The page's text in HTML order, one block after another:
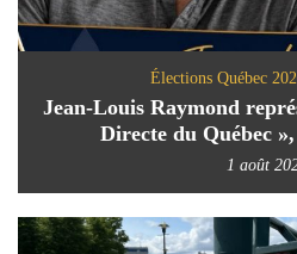
Élections Québec
Jean-Louis Raymond
Directe du Québec
1 août